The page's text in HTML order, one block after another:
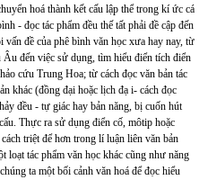
hoá thành kết cấu lập thể trong kí ức cá
- đọc tác phẩm đều thế tất phải đề cập đến
đề của phê bình văn học xưa hay nay, từ
đến việc sử dụng, tìm hiểu điển tích điển
cứu Trung Hoa; từ cách đọc văn bản tác
khác (đồng đại hoặc lịch đạ i- cách đọc
đều - tự giác hay bản năng, bị cuốn hút
Thực ra sử dụng điển cố, môtip hoặc
triệt để hơn trong lí luận liên văn bản
tác phẩm văn học khác cũng như năng
ta một bối cảnh văn hoá để đọc hiểu